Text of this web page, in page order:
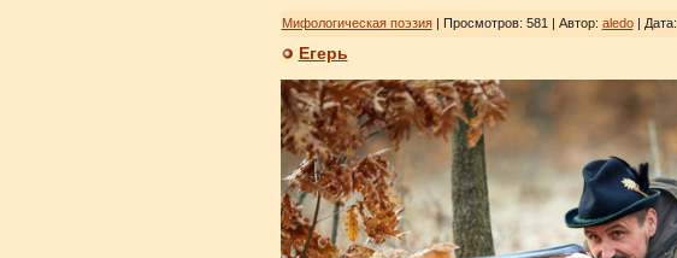
Мифологическая поэзия| Просмотров: 581 | Автор: aledo| Дата:
Егерь